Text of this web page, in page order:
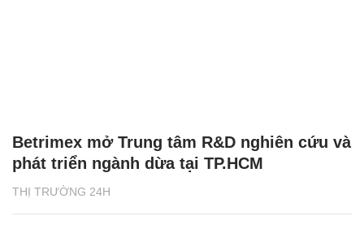
THỊ TRƯỜNG 24H
Betrimex mở Trung tâm R&D nghiên cứu và
phát triển ngành dừa tại TP.HCM